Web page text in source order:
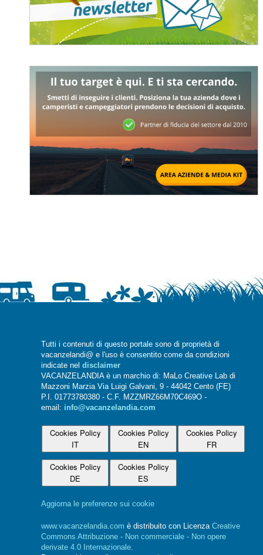
Tutti i contenuti di questo portale sono di proprietà di
vacanzelandi@ e l'uso è consentito come da condizioni
indicate nel disclaimer
VACANZELANDIA è un marchio di: MaLo Creative Lab di
Mazzoni Marzia Via Luigi Galvani, 9 - 44042 Cento (FE)
P.I. 01773780380 - C.F. MZZMRZ66M70C469O -
email: info@vacanzelandia.com
Cookies Policy
IT
Cookies Policy
EN
Cookies Policy
FR
Cookies Policy
DE
Cookies Policy
ES
Aggiorna le preferenze sui cookie
www.vacanzelandia.com è distribuito con Licenza Creative
Commons Attribuzione - Non commerciale - Non opere
derivate 4.0 Internazionale